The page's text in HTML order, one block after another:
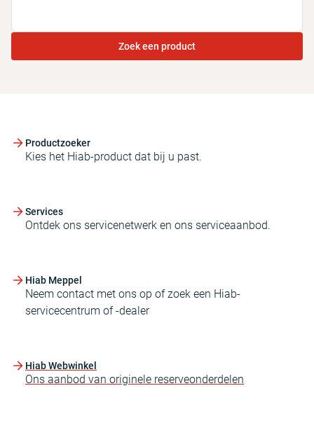
Zoek een product
Productzoeker
Kies het Hiab-product dat bij u past.
Services
Ontdek ons servicenetwerk en ons serviceaanbod.
Hiab Meppel
Neem contact met ons op of zoek een Hiab-
servicecentrum of -dealer
Hiab Webwinkel
Ons aanbod van originele reserveonderdelen